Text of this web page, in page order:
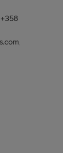
fi/support/